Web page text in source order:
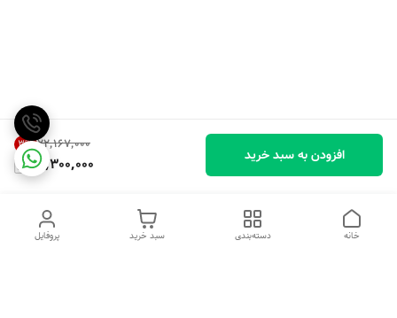
۲۲٬۱۶۷٬۰۰۰ 3%
21,300,000 افزودن به سبد خرید
پروفایل سبد خرید دسته‌بندی خانه